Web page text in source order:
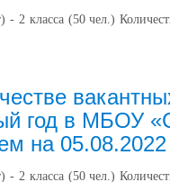
- 2 класса (50 чел.)
год в
на 05.08.2022
- 2 класса (50 чел.)